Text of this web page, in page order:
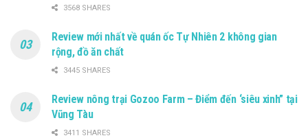
3568 SHARES
Review mới nhất về quán ốc Tự Nhiên 2 không gian
rộng, đồ ăn chất
3445 SHARES
Review nông trại Gozoo Farm – Điểm đến ‘siêu xinh” tại
Vũng Tàu
3411 SHARES